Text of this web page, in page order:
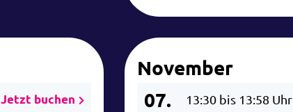
Jetzt buchen
November
07.
13:30 bis 13:58 Uhr